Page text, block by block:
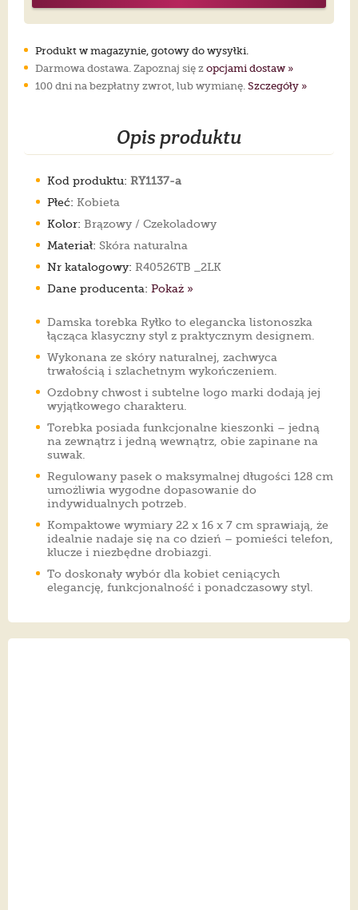
Produkt w magazynie, gotowy do wysyłki.
Darmowa dostawa. Zapoznaj się z opcjami dostaw »
100 dni na bezpłatny zwrot, lub wymianę. Szczegóły »
Opis produktu
Kod produktu: RY1137-a
Płeć: Kobieta
Kolor: Brązowy / Czekoladowy
Materiał: Skóra naturalna
Nr katalogowy: R40526TB _2LK
Dane producenta: Pokaż »
Damska torebka Ryłko to elegancka listonoszka
łącząca klasyczny styl z praktycznym designem.
Wykonana ze skóry naturalnej, zachwyca
trwałością i szlachetnym wykończeniem.
Ozdobny chwost i subtelne logo marki dodają jej
wyjątkowego charakteru.
Torebka posiada funkcjonalne kieszonki – jedną
na zewnątrz i jedną wewnątrz, obie zapinane na
suwak.
Regulowany pasek o maksymalnej długości 128 cm
umożliwia wygodne dopasowanie do
indywidualnych potrzeb.
Kompaktowe wymiary 22 x 16 x 7 cm sprawiają, że
idealnie nadaje się na co dzień – pomieści telefon,
klucze i niezbędne drobiazgi.
To doskonały wybór dla kobiet ceniących
elegancję, funkcjonalność i ponadczasowy styl.